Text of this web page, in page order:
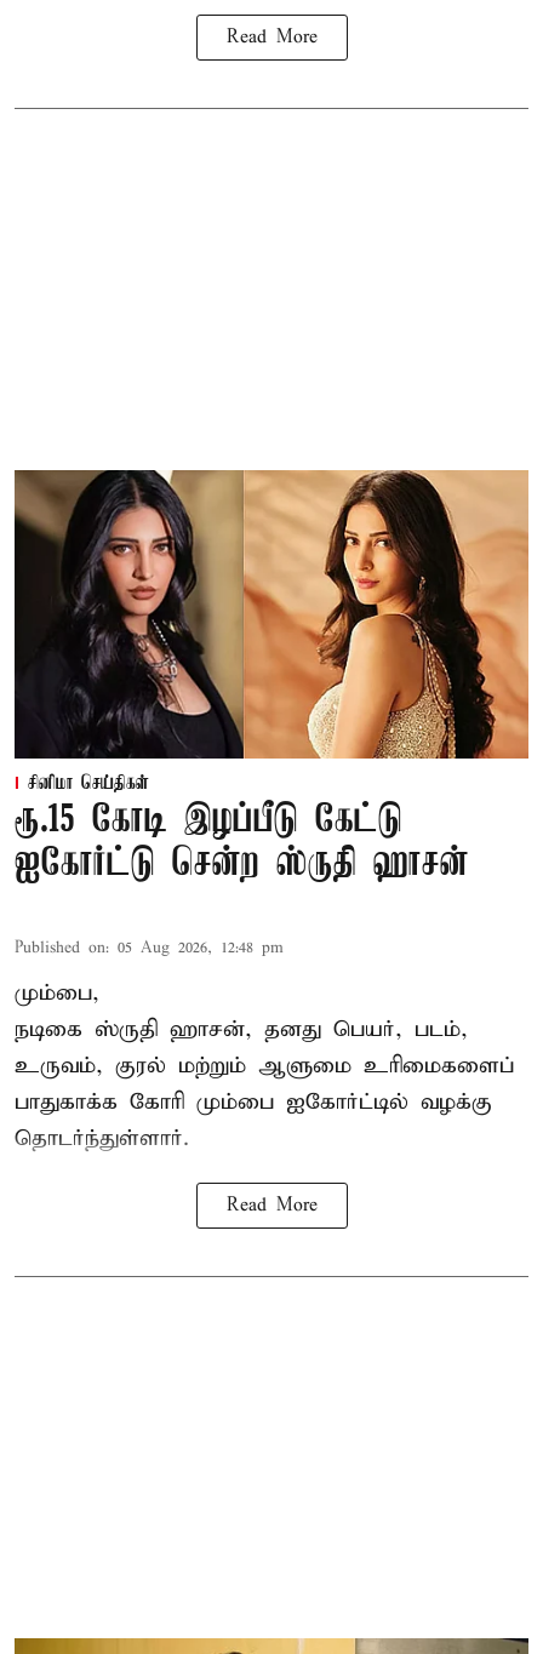
Read More
சினிமா செய்திகள்
ரூ.15 கோடி இழப்பீடு கேட்டு
ஐகோர்ட்டு சென்ற ஸ்ருதி ஹாசன்
Published on: 05 Aug 2026, 12:48 pm
மும்பை,
நடிகை ஸ்ருதி ஹாசன், தனது பெயர், படம்,
உருவம், குரல் மற்றும் ஆளுமை உரிமைகளைப்
பாதுகாக்க கோரி மும்பை ஐகோர்ட்டில் வழக்கு
தொடர்ந்துள்ளார்.
Read More